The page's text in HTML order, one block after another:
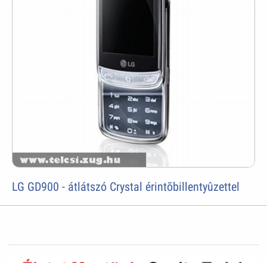
LG GD900 - átlátszó Crystal érintõbillentyûzettel